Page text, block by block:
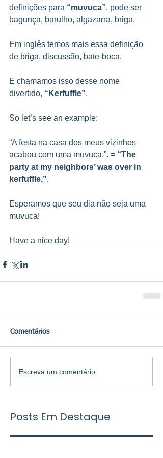
definições para “muvuca”, pode ser
bagunça, barulho, algazarra, briga.
Em inglês temos mais essa definição
de briga, discussão, bate-boca.
E chamamos isso desse nome
divertido, “Kerfuffle”.
So let’s see an example:
“A festa na casa dos meus vizinhos
acabou com uma muvuca.”. = “The
party at my neighbors’ was over in
kerfuffle.”.
Esperamos que seu dia não seja uma
muvuca!
Have a nice day!
Comentários
Escreva um comentário
Posts Em Destaque